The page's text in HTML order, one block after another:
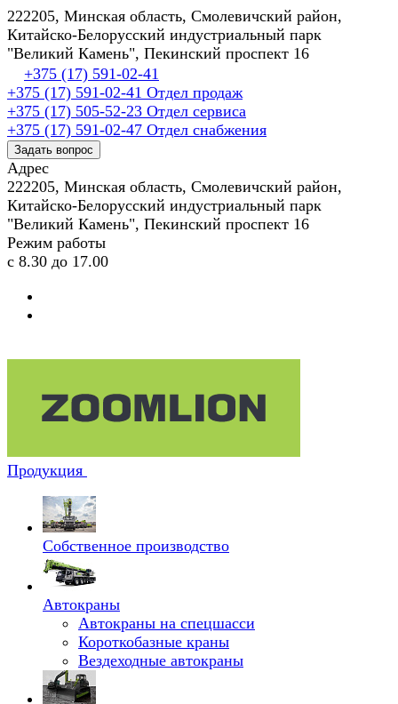
222205, Минская область, Смолевичский район,
Китайско-Белорусский индустриальный парк
"Великий Камень", Пекинский проспект 16
+375 (17) 591-02-41
+375 (17) 591-02-41 Отдел продаж
+375 (17) 505-52-23 Отдел сервиса
+375 (17) 591-02-47 Отдел снабжения
Задать вопрос
Адрес
222205, Минская область, Смолевичский район,
Китайско-Белорусский индустриальный парк
"Великий Камень", Пекинский проспект 16
Режим работы
с 8.30 до 17.00
Продукция
Собственное производство
Автокраны
Автокраны на спецшасси
Короткобазные краны
Вездеходные автокраны